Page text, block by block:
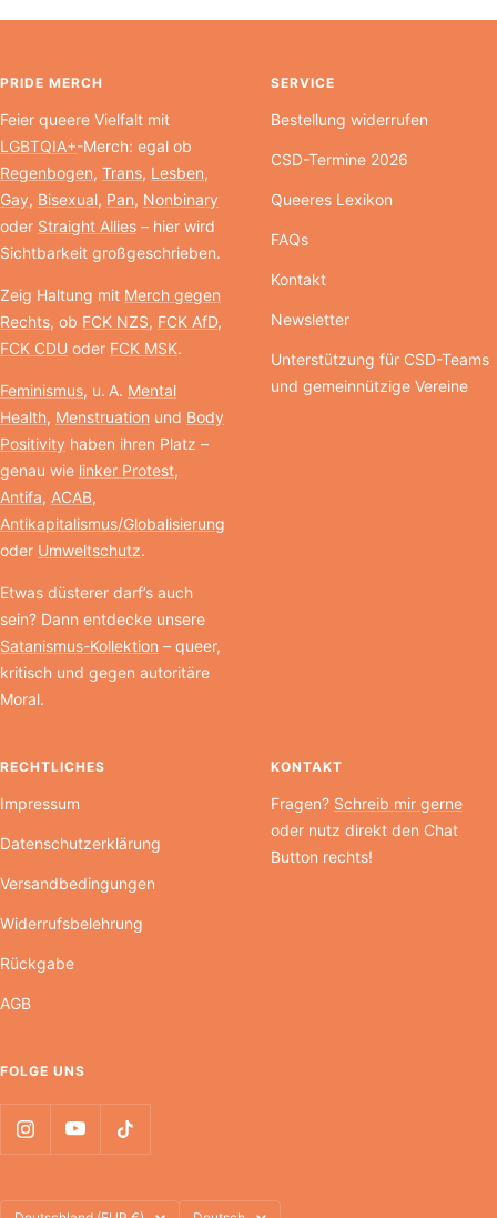
PRIDE MERCH
Feier queere Vielfalt mit
LGBTQIA+-Merch: egal ob
Regenbogen, Trans, Lesben,
Gay, Bisexual, Pan, Nonbinary
oder Straight Allies – hier wird
Sichtbarkeit großgeschrieben.
Zeig Haltung mit Merch gegen
Rechts, ob FCK NZS, FCK AfD,
FCK CDU oder FCK MSK.
Feminismus, u. A. Mental
Health, Menstruation und Body
Positivity haben ihren Platz –
genau wie linker Protest,
Antifa, ACAB,
Antikapitalismus/Globalisierung
oder Umweltschutz.
Etwas düsterer darf’s auch
sein? Dann entdecke unsere
Satanismus-Kollektion – queer,
kritisch und gegen autoritäre
Moral.
SERVICE
Bestellung widerrufen
CSD-Termine 2026
Queeres Lexikon
FAQs
Kontakt
Newsletter
Unterstützung für CSD-Teams
und gemeinnützige Vereine
RECHTLICHES
Impressum
Datenschutzerklärung
Versandbedingungen
Widerrufsbelehrung
Rückgabe
AGB
KONTAKT
Fragen? Schreib mir gerne
oder nutz direkt den Chat
Button rechts!
FOLGE UNS
Land/Region Sprache